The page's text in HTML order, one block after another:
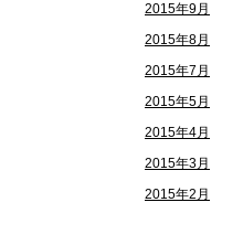
2015年9月
2015年8月
2015年7月
2015年5月
2015年4月
2015年3月
2015年2月